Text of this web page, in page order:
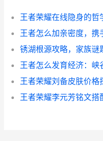
王者怎么加亲密度，携
锈湖根源攻略，家族谜
王者怎么发育经济：峡